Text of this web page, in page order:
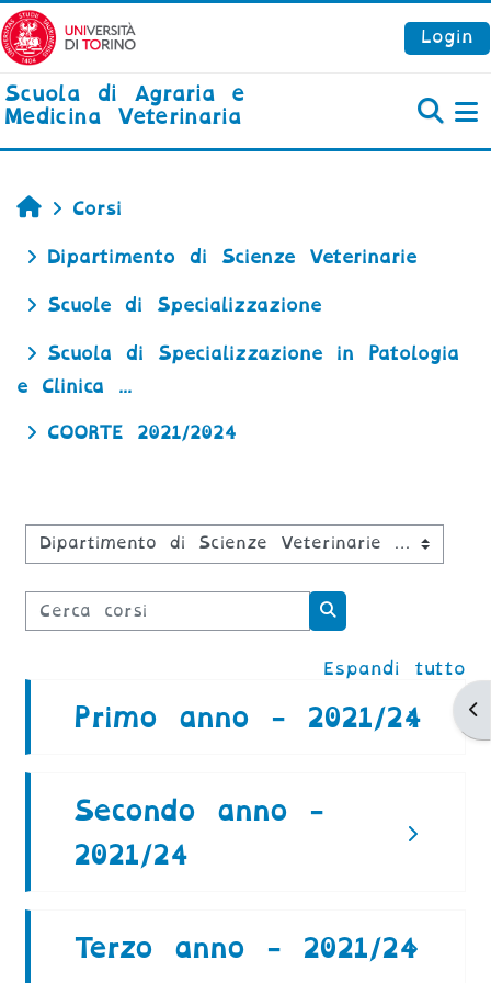
Vai al contenuto principale
Login
Scuola di Agraria e
Medicina Veterinaria
Home
Corsi
Dipartimento di Scienze Veterinarie
Scuole di Specializzazione
Scuola di Specializzazione in Patologia
e Clinica ...
COORTE 2021/2024
Categorie di corso
Cerca corsi
Cerca corsi
Espandi tutto
Primo anno - 2021/24
Secondo anno -
2021/24
Terzo anno - 2021/24